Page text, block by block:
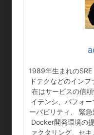
1989年生まれの
ドテクなどのイン
在はサービスの信
イテンシ、パフォ
ーバビリティ、 緊急
Docker開発環境の
ァクタリング、セキ